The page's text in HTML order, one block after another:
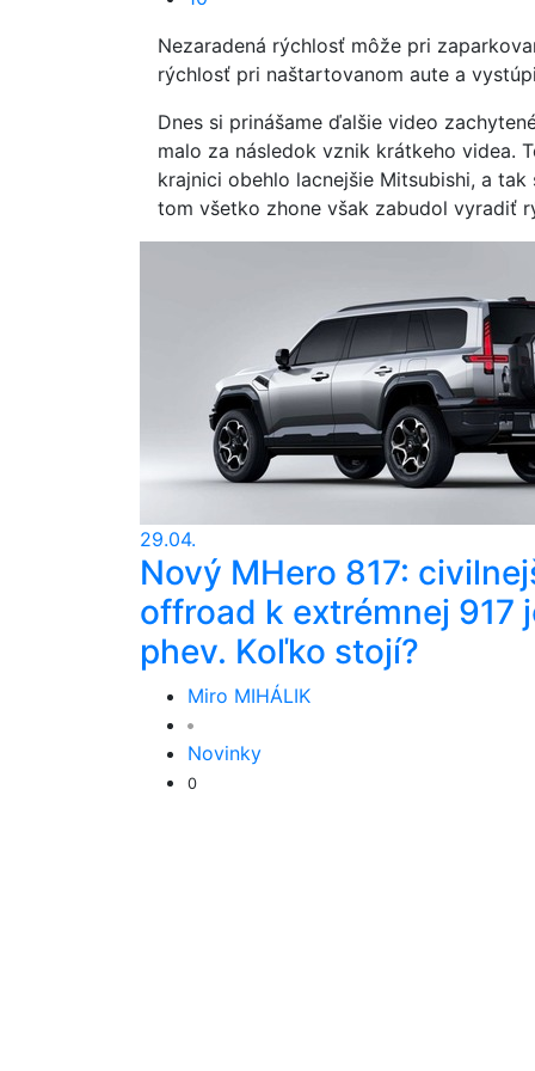
Nezaradená rýchlosť môže pri
rýchlosť pri naštartovanom aute a
Dnes si prinášame ďalšie video
malo za následok vznik krátkeho videa.
krajnici obehlo lacnejšie Mitsubishi, a
tom všetko zhone však zabudol vyradiť
29.04.
Nový MHero 817:
offroad k extrémnej 917
phev. Koľko stojí?
Miro MIHÁLIK
Novinky
0